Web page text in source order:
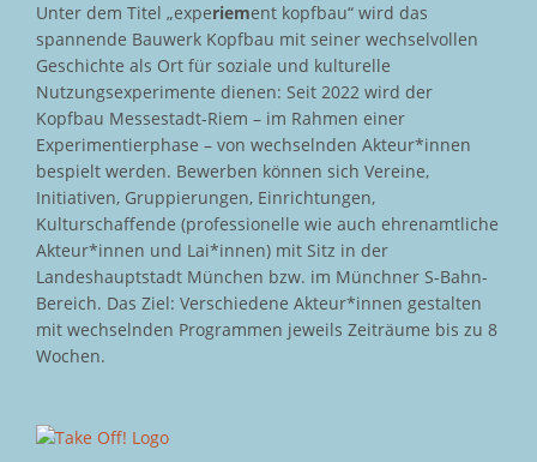
Unter dem Titel „experiement kopfbau“ wird das
spannende Bauwerk Kopfbau mit seiner wechselvollen
Geschichte als Ort für soziale und kulturelle
Nutzungsexperimente dienen: Seit 2022 wird der
Kopfbau Messestadt-Riem – im Rahmen einer
Experimentierphase – von wechselnden Akteur*innen
bespielt werden. Bewerben können sich Vereine,
Initiativen, Gruppierungen, Einrichtungen,
Kulturschaffende (professionelle wie auch ehrenamtliche
Akteur*innen und Lai*innen) mit Sitz in der
Landeshauptstadt München bzw. im Münchner S-Bahn-
Bereich. Das Ziel: Verschiedene Akteur*innen gestalten
mit wechselnden Programmen jeweils Zeiträume bis zu 8
Wochen.